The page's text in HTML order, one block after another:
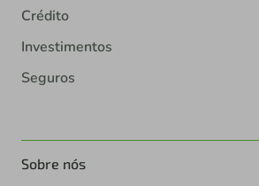
Crédito
Investimentos
Seguros
Sobre nós